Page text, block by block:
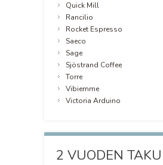
Quick Mill
Rancilio
Rocket Espresso
Saeco
Sage
Sjöstrand Coffee
Torre
Vibiemme
Victoria Arduino
2 VUODEN